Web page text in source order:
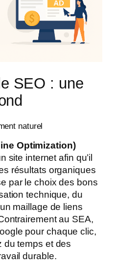
SEO : une
naturel
Optimization)
site internet afin qu’il
résultats organiques
par le choix des bons
technique, du
maillage de liens
au SEA,
pour chaque clic,
du temps et des
durable.